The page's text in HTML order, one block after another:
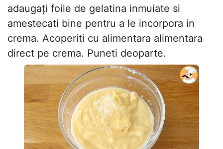
adaugați foile de gelatina inmuiate si
amestecati bine pentru a le incorpora in
crema. Acoperiti cu alimentara alimentara
direct pe crema. Puneti deoparte.